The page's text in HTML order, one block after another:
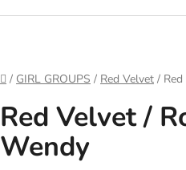
Domov
/ GIRL GROUPS / Red Velvet /
Red Velvet /
Wendy